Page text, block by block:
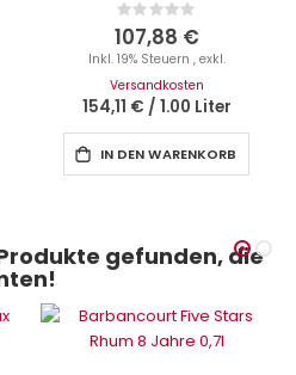
Rating:
0%
107,88 €
Inkl. 19% Steuern , exkl.
Versandkosten
154,11 € / 1.00 Liter
IN DEN WARENKORB
gefunden, die